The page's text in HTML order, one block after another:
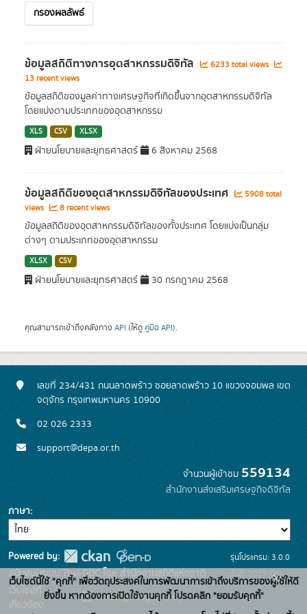
กรองผลลัพธ์
ข้อมูลสถิติทางการอุตสาหกรรมดิจิทัล
6233 total views
13 recent views
ข้อมูลสถิติของมูลค่าทางเศรษฐกิจที่เกิดขึ้นจากอุตสาหกรรมดิจิทัล
โดยแบ่งตามประเภทของอุตสาหกรรม
XLS CSV XLSX
ฝ่ายนโยบายและยุทธศาสตร์ 6 สิงหาคม 2568
ข้อมูลสถิติของอุตสาหกรรมดิจิทัลของประเทศ
5908 total
views
8 recent views
ข้อมูลสถิติของอุตสาหกรรมดิจิทัลของทั้งประเทศ โดยแบ่งเป็นกลุ่ม
ต่างๆ ตามประเภทของอุตสาหกรรม
XLSX CSV
ฝ่ายนโยบายและยุทธศาสตร์ 30 กรกฎาคม 2568
คุณสามารถเข้าถึงคลังทาง API (ให้ดู คู่มือ API).
เลขที่ 234/431 ถนนลาดพร้าว ซอยลาดพร้าว 10 แขวงจอมพล เขต
จตุจักร กรุงเทพมหานคร 10900
02 026 2333
support@depa.or.th
จำนวนผู้เข้าชม 559134
สำนักงานส่งเสริมเศรษฐกิจดิจิทัล
ภาษา
Powered by:
สนับสนุนระบบ Thai-GDC โดย สำนักงานสถิติแห่งชาติ
เว็บไซต์ที่
เกี่ยวข้อง:
ระบบบัญชีข้อมูลภาครัฐ
รุ่นโปรแกรม: 3.0.0
วันที่: 2025-06-
10
เว็บไซต์นี้ใช้ "คุกกี้" เพื่อวัตถุประสงค์ในการพัฒนาการเข้าถึงบริการของผู้ใช้ให้ดี
ยิ่งขึ้น หากต้องการเปิดใช้งานคุกกี้ โปรดคลิก "ยอมรับคุกกี้"
x